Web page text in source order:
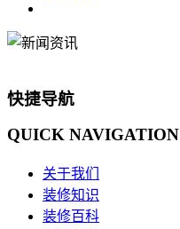
快捷导航
QUICK NAVIGATION
关于我们
装修知识
装修百科